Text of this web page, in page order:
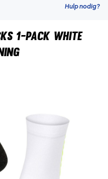
Hulp nodig?
1-Pack White